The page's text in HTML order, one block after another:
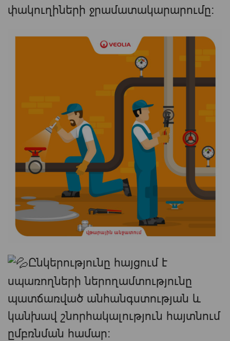
փակուղիների ջրամատակարարումը:
Ընկերությունը հայցում է
սպառողների ներողամտությունը
պատճառված անհանգստության և
կանխավ շնորհակալություն հայտնում
ըմբռնման համար: